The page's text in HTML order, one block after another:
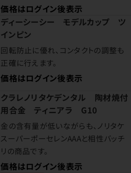
価格はログイン後表示
ディーシーシー モデルカップ ツ
インピン
回転防止に優れ、コンタクトの調整も
正確に行えます。
価格はログイン後表示
クラレノリタケデンタル 陶材焼付
用合金 ティニアラ G10
金の含有量が低いながらも、ノリタケ
スーパーポーセレンAAAと相性バッチ
リの商品です。
価格はログイン後表示